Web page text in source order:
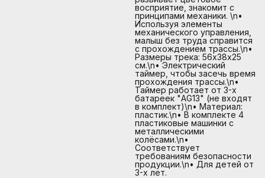
восприятие, знакомит с
принципами механики. \n•
Используя элементы
механического управления,
малыш без труда справится
с прохождением трассы.\n•
Размеры трека: 56х38х25
см.\n• Электрический
таймер, чтобы засечь время
прохождения трассы.\n•
Таймер работает от 3-х
батареек "AG13" (не входят
в комплект)\n• Материал:
пластик.\n• В комплекте 4
пластиковые машинки с
металлическими
колёсами.\n•
Соответствует
требованиям безопасности
продукции.\n• Для детей от
3-х лет.